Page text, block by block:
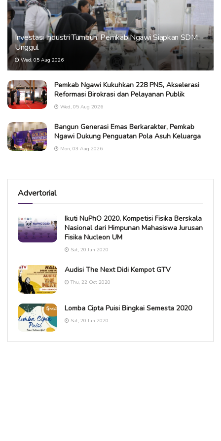
Investasi Industri Tumbuh, Pemkab Ngawi Siapkan SDM
Unggul
Wed, 05 Aug 2026
Pemkab Ngawi Kukuhkan 228 PNS, Akselerasi
Reformasi Birokrasi dan Pelayanan Publik
Wed, 05 Aug 2026
Bangun Generasi Emas Berkarakter, Pemkab
Ngawi Dukung Penguatan Pola Asuh Keluarga
Mon, 03 Aug 2026
Advertorial
Ikuti NuPhO 2020, Kompetisi Fisika Berskala
Nasional dari Himpunan Mahasiswa Jurusan
Fisika Nucleon UM
Sat, 20 Jun 2020
Audisi The Next Didi Kempot GTV
Thu, 22 Oct 2020
Lomba Cipta Puisi Bingkai Semesta 2020
Sat, 20 Jun 2020